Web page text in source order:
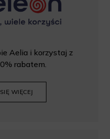
Aelia i korzystaj z
rabatem.
WIĘCEJ